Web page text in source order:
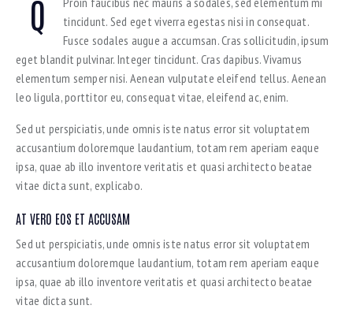
Q
tincidunt. Sed eget viverra egestas nisi in consequat.
Fusce sodales augue a accumsan. Cras sollicitudin, ipsum
eget blandit pulvinar. Integer tincidunt. Cras dapibus. Vivamus
elementum semper nisi. Aenean vulputate eleifend tellus. Aenean
leo ligula, porttitor eu, consequat vitae, eleifend ac, enim.
Sed ut perspiciatis, unde omnis iste natus error sit voluptatem
accusantium doloremque laudantium, totam rem aperiam eaque
ipsa, quae ab illo inventore veritatis et quasi architecto beatae
vitae dicta sunt, explicabo.
AT VERO EOS ET ACCUSAM
Sed ut perspiciatis, unde omnis iste natus error sit voluptatem
accusantium doloremque laudantium, totam rem aperiam eaque
ipsa, quae ab illo inventore veritatis et quasi architecto beatae
vitae dicta sunt.